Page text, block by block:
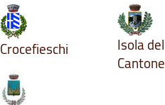
Crocefieschi
Isola del
Cantone